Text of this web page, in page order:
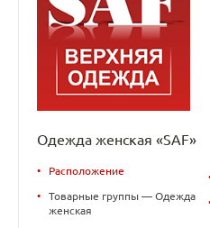
Одежда женская «SAF»
• Расположение
•
Товарные группы — Одежда
женская